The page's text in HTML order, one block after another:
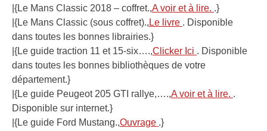
|{Le Mans Classic 2018 – coffret.,A voir et à lire. .}
|{Le Mans Classic (sous coffret).,Le livre . Disponible
dans toutes les bonnes librairies.}
|{Le guide traction 11 et 15-six….,Clicker Ici . Disponible
dans toutes les bonnes bibliothèques de votre
département.}
|{Le guide Peugeot 205 GTI rallye,….,A voir et à lire. .
Disponible sur internet.}
|{Le guide Ford Mustang.,Ouvrage .}